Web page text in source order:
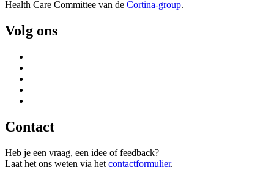
Health Care Committee van de Cortina-group.
Volg ons
Contact
Heb je een vraag, een idee of feedback?
Laat het ons weten via het contactformulier.